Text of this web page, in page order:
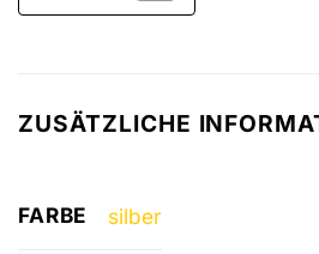
ZUSÄTZLICHE
FARBE silber